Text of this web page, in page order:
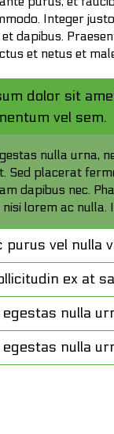
Integer
dapibus.
et netus et
dolor sit
vel sem.
nulla urna,
Sed placerat
dapibus nec.
lorem ac nulla.
purus vel nulla
ex at
egestas nulla
egestas nulla